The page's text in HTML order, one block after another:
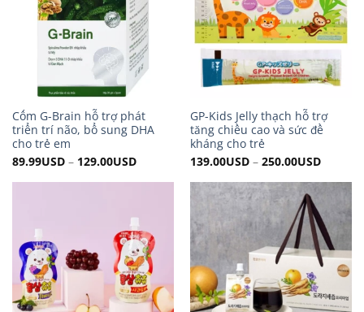
Cốm G-Brain hỗ trợ phát
triển trí não, bổ sung DHA
cho trẻ em
89.99USD– 129.00USD
GP-Kids Jelly thạch hỗ trợ
tăng chiều cao và sức đề
kháng cho trẻ
139.00USD– 250.00USD